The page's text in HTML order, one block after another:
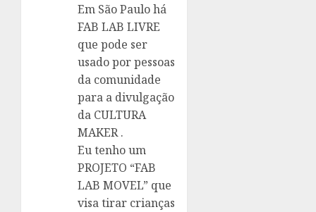
Em São Paulo há
FAB LAB LIVRE
que pode ser
usado por pessoas
da comunidade
para a divulgação
da CULTURA
MAKER .
Eu tenho um
PROJETO “FAB
LAB MOVEL” que
visa tirar crianças